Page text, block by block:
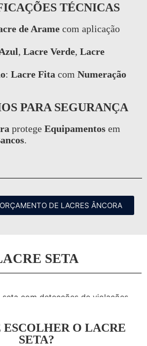
TÉCNICAS
de Arame com aplicação
, Lacre Verde, Lacre
: Lacre Fita com Numeração
PARA SEGURANÇA
protege Equipamentos em
.
DE LACRES ÂNCORA
SETA
ESCOLHER O LACRE
SETA?